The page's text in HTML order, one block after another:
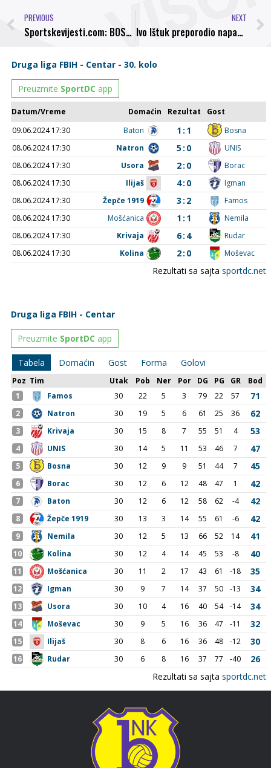
PREVIOUS
Sportskevijesti.com: BOSNA U VISOKOM SAVLADALA RADNIČKI I ZADRŽALA LIDERSKU POZICIJU
NEXT
Ivo Ištuk preporodio napadača Bosne, Fahrudin Kovač ponovo u idealnom timu kola Prve lige FBiH